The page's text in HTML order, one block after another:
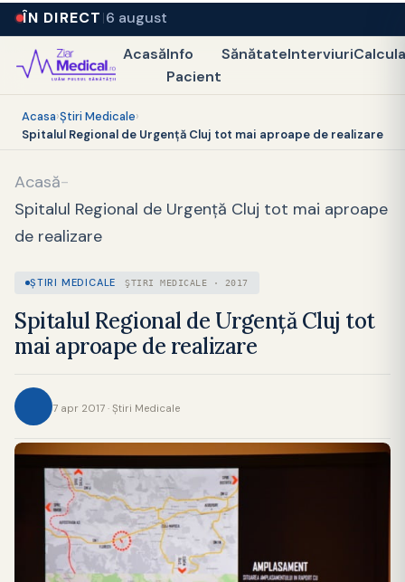
ÎN DIRECT 6 august
AcasăInfo
Pacient
SănătateInterviuri
Acasa›Ştiri Medicale›
Spitalul Regional de Urgenţă Cluj tot mai aproape de realizare
Acasă-
Spitalul Regional de Urgenţă Cluj tot mai aproape
de realizare
ŞTIRI MEDICALE ŞTIRI MEDICALE · 2017
Spitalul Regional de Urgenţă Cluj tot
mai aproape de realizare
7 apr 2017 · Ştiri Medicale